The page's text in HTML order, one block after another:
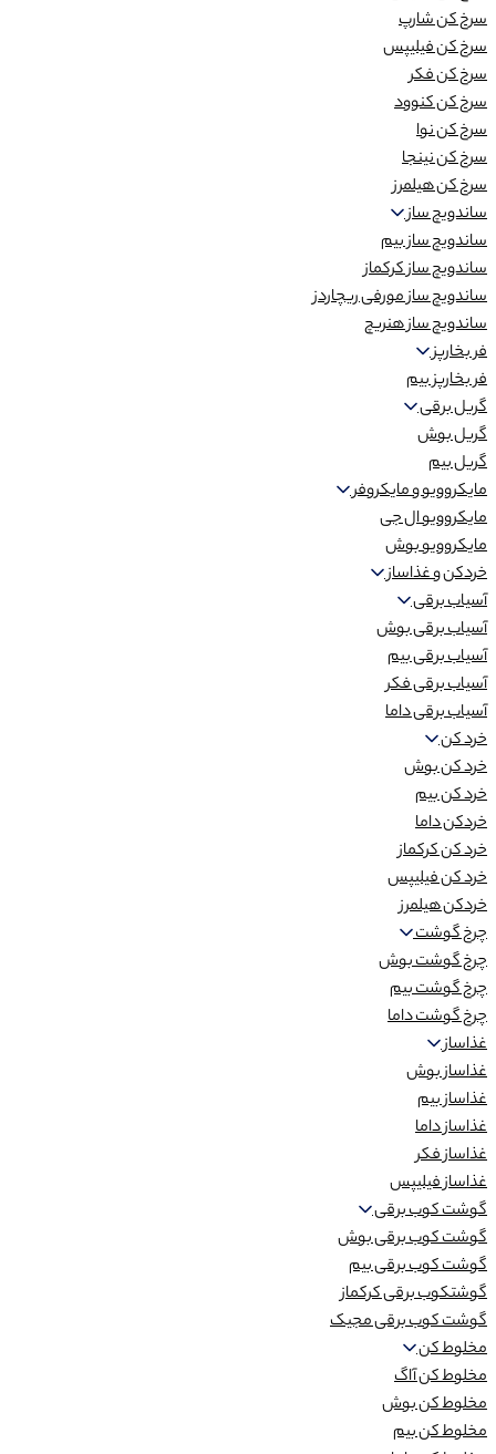
سرخ کن شارپ
سرخ کن فیلیپس
سرخ کن فکر
سرخ کن کنوود
سرخ کن نوا
سرخ کن نینجا
سرخ کن هیلمرز
ساندویچ ساز
ساندویچ ساز بیم
ساندویچ ساز کرکماز
ساندویچ ساز مورفی ریچاردز
ساندویچ ساز هنریچ
فر بخارپز
فر بخارپز بیم
گریل برقی
گریل بوش
گریل بیم
مایکروویو و مایکروفر
مایکروویو ال جی
مایکروویو بوش
خردکن و غذاساز
آسیاب برقی
آسیاب برقی بوش
آسیاب برقی بیم
آسیاب برقی فکر
آسیاب برقی داما
خرد کن
خرد کن بوش
خرد کن بیم
خردکن داما
خرد کن کرکماز
خرد کن فیلیپس
خردکن هیلمرز
چرخ گوشت
چرخ گوشت بوش
چرخ گوشت بیم
چرخ گوشت داما
غذاساز
غذاساز بوش
غذاساز بیم
غذاساز داما
غذاساز فکر
غذاساز فیلیپس
گوشت کوب برقی
گوشت کوب برقی بوش
گوشت کوب برقی بیم
گوشتکوب برقی کرکماز
گوشت کوب برقی مجیک
مخلوط کن
مخلوط کن آاگ
مخلوط کن بوش
مخلوط کن بیم